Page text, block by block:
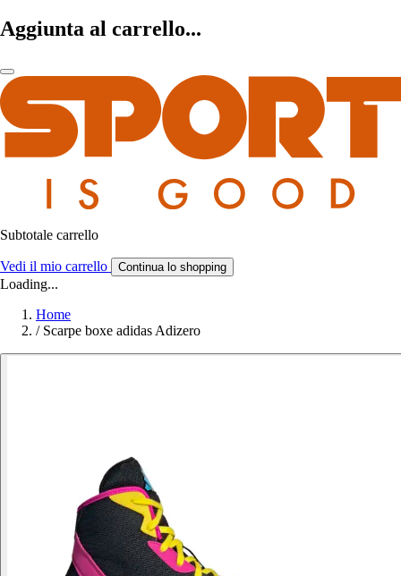
Aggiunta al carrello...
Subtotale carrello
Vedi il mio carrello Continua lo shopping
Loading...
Home
/ Scarpe boxe adidas Adizero